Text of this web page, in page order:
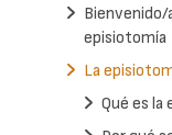
Bienvenido/
episiotomía
La
Qué es la